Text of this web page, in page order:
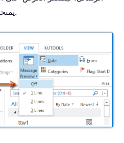
يمنحك واجهة أكثر تنظيمًا ووضوحًا.